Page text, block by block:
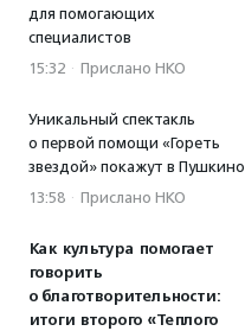
для помогающих
специалистов
15:32 · Прислано НКО
Уникальный спектакль
о первой помощи «Гореть
звездой» покажут в Пушкино
13:58 · Прислано НКО
Как культура помогает
говорить
о благотворительности:
итоги второго «Теплого